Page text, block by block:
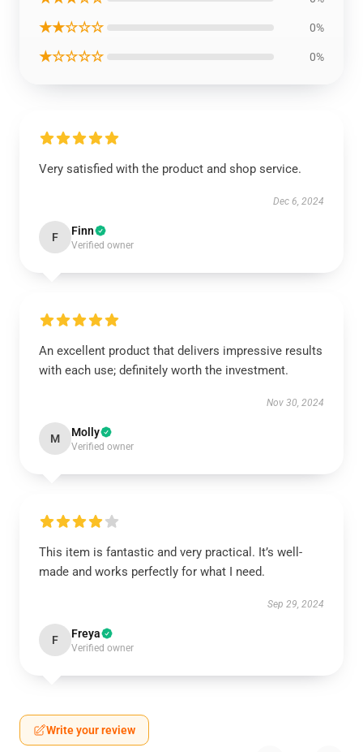
★★☆☆☆ 0%
★☆☆☆☆ 0%
Very satisfied with the product and shop service.
Dec 6, 2024
F Finn
Verified owner
An excellent product that delivers impressive results
with each use; definitely worth the investment.
Nov 30, 2024
M Molly
Verified owner
This item is fantastic and very practical. It’s well-
made and works perfectly for what I need.
Sep 29, 2024
F Freya
Verified owner
Write your review